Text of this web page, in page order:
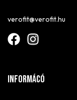
verofit@verofit.hu
Informácó